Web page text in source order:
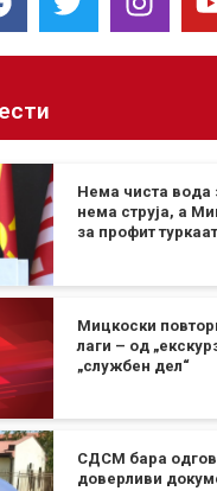
Нема чиста вода
нема струја, а
за профит
Мицкоски
лаги – од
„службен дел“
СДСМ бара
доверливи